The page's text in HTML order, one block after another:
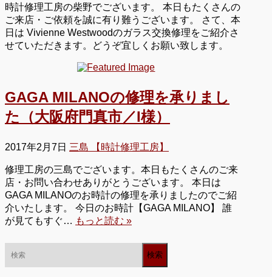
時計修理工房の柴野でございます。 本日もたくさんの
ご来店・ご依頼を誠に有り難うございます。 さて、本
日は Vivienne Westwoodのガラス交換修理をご紹介さ
せていただきます。どうぞ宜しくお願い致します。
GAGA MILANOの修理を承りまし
た（大阪府門真市／I様）
2017年2月7日 三島 【時計修理工房】
修理工房の三島でございます。本日もたくさんのご来
店・お問い合わせありがとうございます。 本日は
GAGA MILANOのお時計の修理を承りましたのでご紹
介いたします。 今日のお時計【GAGA MILANO】 誰
が見てもすぐ… もっと読む »